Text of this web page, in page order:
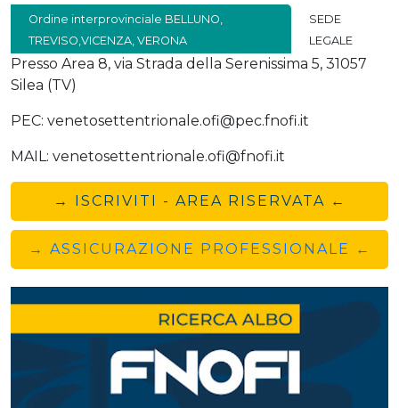
Ordine interprovinciale BELLUNO,
TREVISO,VICENZA, VERONA
SEDE
LEGALE
Presso Area 8, via Strada della Serenissima 5, 31057
Silea (TV)
PEC: venetosettentrionale.ofi@pec.fnofi.it
MAIL: venetosettentrionale.ofi@fnofi.it
→ ISCRIVITI - AREA RISERVATA ←
→ ASSICURAZIONE PROFESSIONALE ←